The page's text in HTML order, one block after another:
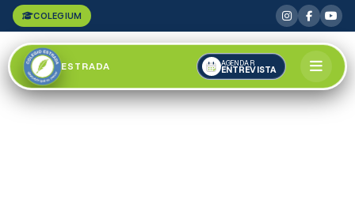
COLEGIUM
ESTRADA AGENDAR
ENTREVISTA